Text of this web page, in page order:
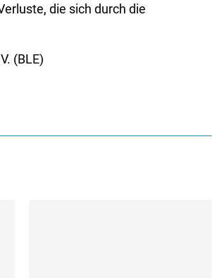
die sich durch die
(BLE)